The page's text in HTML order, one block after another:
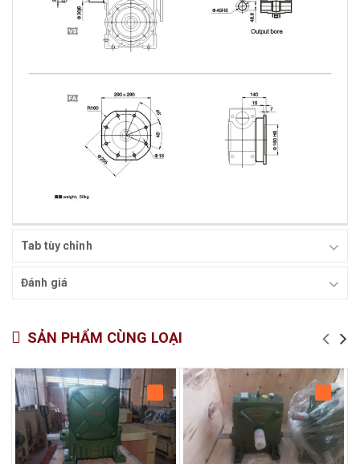
Tab tùy chỉnh
Đánh giá
SẢN PHẨM CÙNG LOẠI